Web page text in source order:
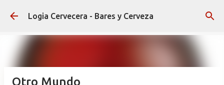
Ir al contenido principal
Logia Cervecera - Bares y Cerveza
Otro Mundo